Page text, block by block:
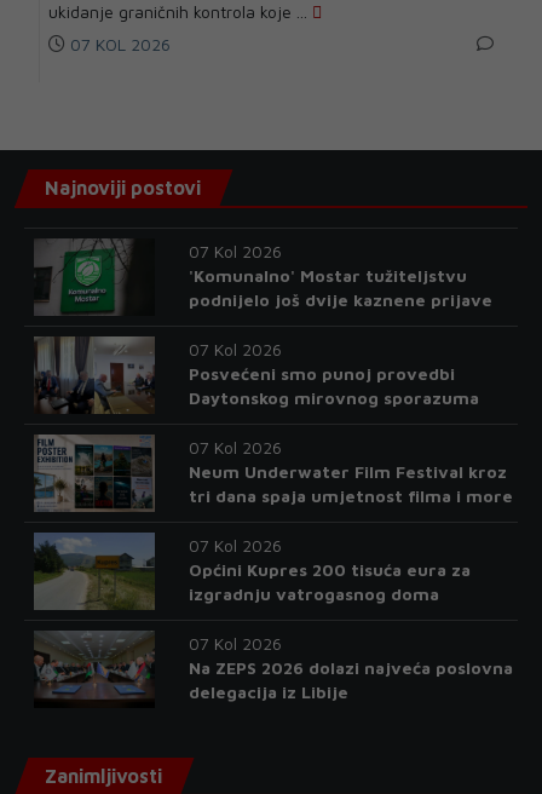
ukidanje graničnih kontrola koje ...
07 KOL 2026
Najnoviji postovi
07 Kol 2026
'Komunalno' Mostar tužiteljstvu
podnijelo još dvije kaznene prijave
07 Kol 2026
Posvećeni smo punoj provedbi
Daytonskog mirovnog sporazuma
07 Kol 2026
Neum Underwater Film Festival kroz
tri dana spaja umjetnost filma i more
07 Kol 2026
Općini Kupres 200 tisuća eura za
izgradnju vatrogasnog doma
07 Kol 2026
Na ZEPS 2026 dolazi najveća poslovna
delegacija iz Libije
Zanimljivosti